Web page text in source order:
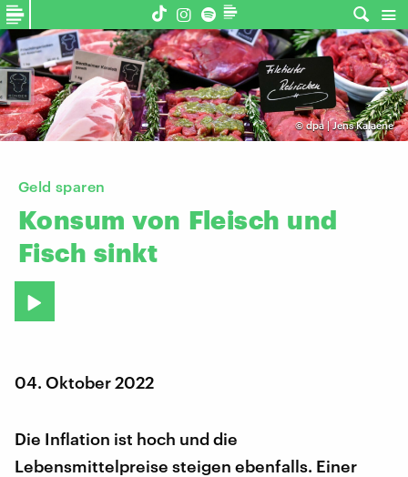
©dpa | Jens Kalaene
Geld sparen
Konsum von Fleisch und
Fisch sinkt
04. Oktober 2022
Die Inflation ist hoch und die
Lebensmittelpreise steigen ebenfalls. Einer